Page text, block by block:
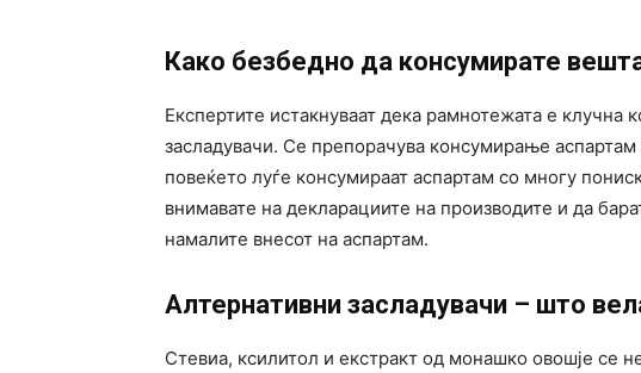
Како безбедно да консумирате
Експертите истакнуваат дека рамнотежата е клучна
засладувачи. Се препорачува консумирање
повеќето луѓе консумираат аспартам со многу
внимавате на декларациите на производите и да
намалите внесот на аспартам.
Алтернативни засладувачи – што
Стевиа, ксилитол и екстракт од монашко овошје се